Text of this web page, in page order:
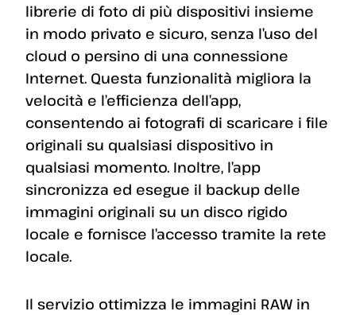
librerie di foto di più dispositivi insieme
in modo privato e sicuro, senza l’uso del
cloud o persino di una connessione
Internet. Questa funzionalità migliora la
velocità e l’efficienza dell’app,
consentendo ai fotografi di scaricare i file
originali su qualsiasi dispositivo in
qualsiasi momento. Inoltre, l’app
sincronizza ed esegue il backup delle
immagini originali su un disco rigido
locale e fornisce l’accesso tramite la rete
locale.
Il servizio ottimizza le immagini RAW in